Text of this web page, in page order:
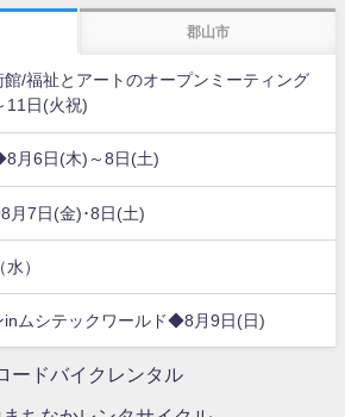
郡山市
/福祉とアートのオープンミーティング
11日(火祝)
月6日(木)～8日(土)
月7日(金)･8日(土)
）
inムシテックワールド◆8月9日(日)